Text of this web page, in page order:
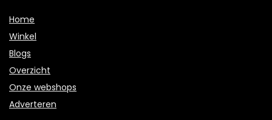
Home
Winkel
Blogs
Overzicht
Onze webshops
Adverteren